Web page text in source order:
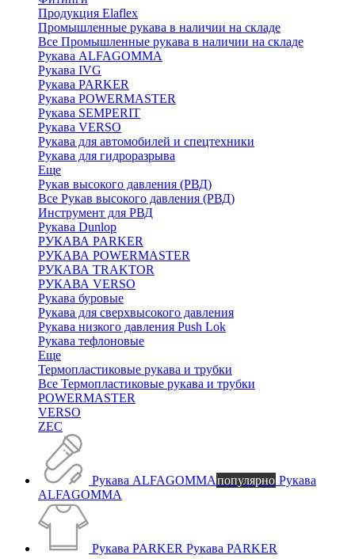
Продукция Elaflex
Промышленные рукава в наличии на складе
Все Промышленные рукава в наличии на складе
Рукава ALFAGOMMA
Рукава IVG
Рукава PARKER
Рукава POWERMASTER
Рукава SEMPERIT
Рукава VERSO
Рукава для автомобилей и спецтехники
Рукава для гидроразрыва
Еще
Рукав высокого давления (РВД)
Все Рукав высокого давления (РВД)
Инструмент для РВД
Рукава Dunlop
РУКАВА PARKER
РУКАВА POWERMASTER
РУКАВА TRAKTOR
РУКАВА VERSO
Рукава буровые
Рукава для сверхвысокого давления
Рукава низкого давления Push Lok
Рукава тефлоновые
Еще
Термопластиковые рукава и трубки
Все Термопластиковые рукава и трубки
POWERMASTER
VERSO
ZEC
Рукава ALFAGOMMAпопулярно Рукава
ALFAGOMMA
Рукава PARKER Рукава PARKER